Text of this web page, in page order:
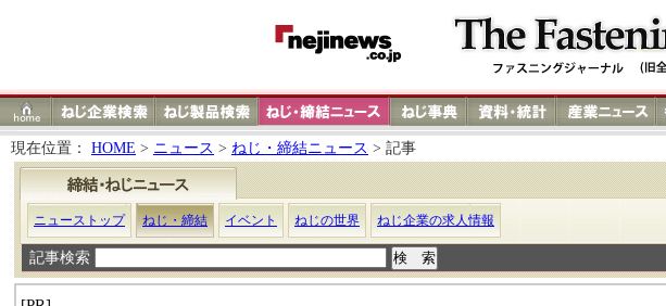
現在位置： HOME > ニュース > ねじ・締結ニュース > 記事
ニューストップ ねじ・締結 イベント ねじの世界 ねじ企業の求人情報
記事検索